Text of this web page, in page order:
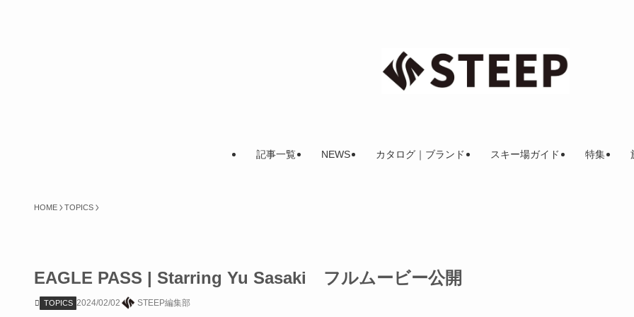
記事一覧 NEWS カタログ｜ブランド スキー場ガイド 特集
HOME TOPICS
EAGLE PASS | Starring Yu Sasaki フルムービー公開
TOPICS 2024/02/02 STEEP編集部